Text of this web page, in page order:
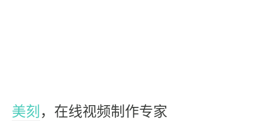
美刻 ，在线视频制作专家